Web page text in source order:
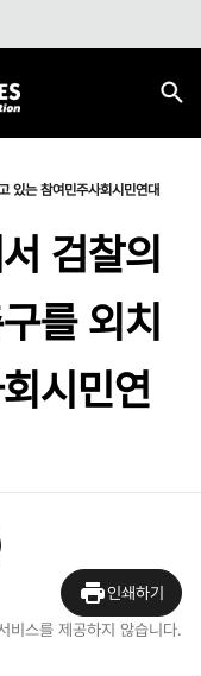
있는 참여민주사회시민연대
검찰의
를 외치
시민연
인쇄하기
비스를 제공하지 않습니다.